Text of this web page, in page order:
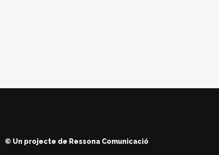
© Un projecte de Ressona Comunicació